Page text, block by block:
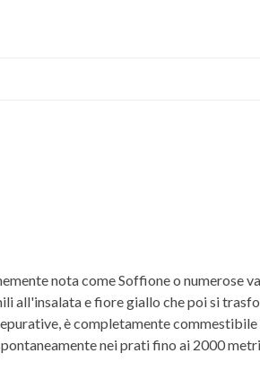
nota come Soffione o numerose
all'insalata e fiore giallo che poi si
è completamente commestibile
nei prati fino ai 2000